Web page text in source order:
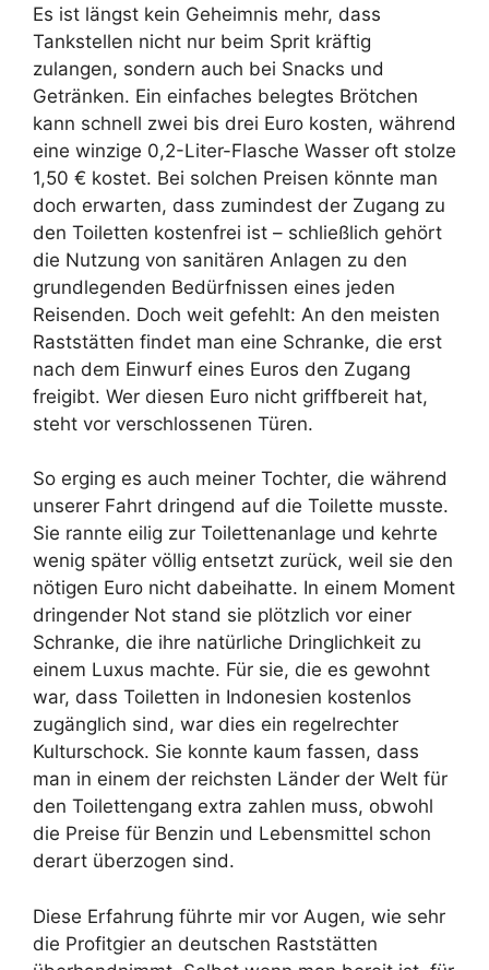
Es ist längst kein Geheimnis mehr, dass
Tankstellen nicht nur beim Sprit kräftig
zulangen, sondern auch bei Snacks und
Getränken. Ein einfaches belegtes Brötchen
kann schnell zwei bis drei Euro kosten, während
eine winzige 0,2-Liter-Flasche Wasser oft stolze
1,50 € kostet. Bei solchen Preisen könnte man
doch erwarten, dass zumindest der Zugang zu
den Toiletten kostenfrei ist – schließlich gehört
die Nutzung von sanitären Anlagen zu den
grundlegenden Bedürfnissen eines jeden
Reisenden. Doch weit gefehlt: An den meisten
Raststätten findet man eine Schranke, die erst
nach dem Einwurf eines Euros den Zugang
freigibt. Wer diesen Euro nicht griffbereit hat,
steht vor verschlossenen Türen.
So erging es auch meiner Tochter, die während
unserer Fahrt dringend auf die Toilette musste.
Sie rannte eilig zur Toilettenanlage und kehrte
wenig später völlig entsetzt zurück, weil sie den
nötigen Euro nicht dabeihatte. In einem Moment
dringender Not stand sie plötzlich vor einer
Schranke, die ihre natürliche Dringlichkeit zu
einem Luxus machte. Für sie, die es gewohnt
war, dass Toiletten in Indonesien kostenlos
zugänglich sind, war dies ein regelrechter
Kulturschock. Sie konnte kaum fassen, dass
man in einem der reichsten Länder der Welt für
den Toilettengang extra zahlen muss, obwohl
die Preise für Benzin und Lebensmittel schon
derart überzogen sind.
Diese Erfahrung führte mir vor Augen, wie sehr
die Profitgier an deutschen Raststätten